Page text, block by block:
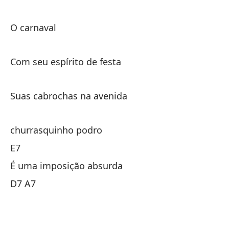
O carnaval
Com seu espírito de festa
Suas cabrochas na avenida
churrasquinho podro
E7
É uma imposição absurda
D7 A7